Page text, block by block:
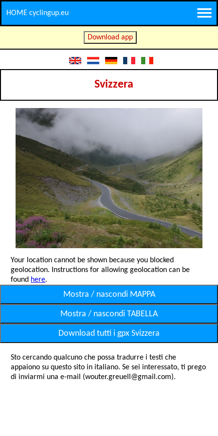
HOME cyclingup.eu
Download app
Svizzera
Your location cannot be shown because you blocked
geolocation. Instructions for allowing geolocation can be
found here.
Mostra / nascondi MAPPA
Mostra / nascondi TABELLA
Download tutti i gpx Svizzera
Sto cercando qualcuno che possa tradurre i testi che
appaiono su questo sito in italiano. Se sei interessato, ti prego
di inviarmi una e-mail (wouter.greuell@gmail.com).